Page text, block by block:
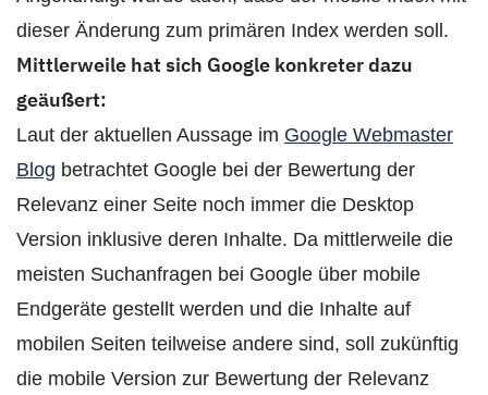
dieser Änderung zum primären Index werden soll.
Mittlerweile hat sich Google konkreter dazu
geäußert:
Laut der aktuellen Aussage im Google Webmaster
Blog betrachtet Google bei der Bewertung der
Relevanz einer Seite noch immer die Desktop
Version inklusive deren Inhalte. Da mittlerweile die
meisten Suchanfragen bei Google über mobile
Endgeräte gestellt werden und die Inhalte auf
mobilen Seiten teilweise andere sind, soll zukünftig
die mobile Version zur Bewertung der Relevanz